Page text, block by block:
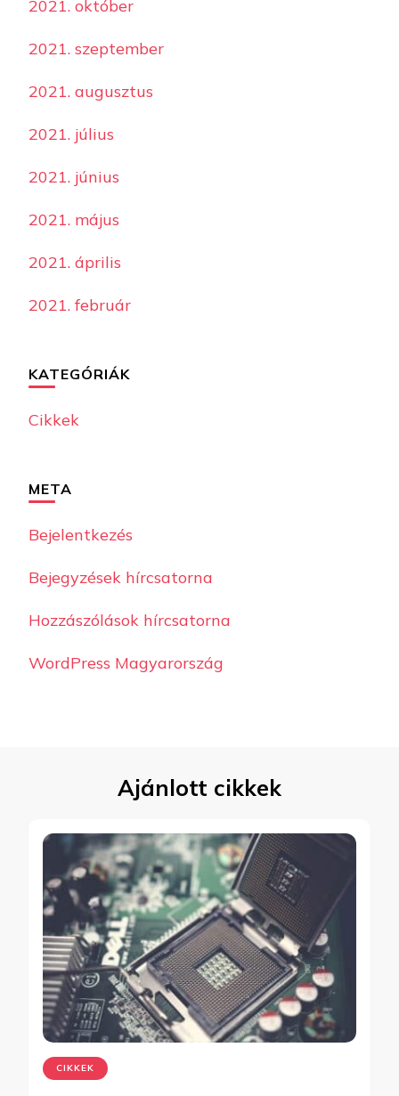
2021. október
2021. szeptember
2021. augusztus
2021. július
2021. június
2021. május
2021. április
2021. február
KATEGÓRIÁK
Cikkek
META
Bejelentkezés
Bejegyzések hírcsatorna
Hozzászólások hírcsatorna
WordPress Magyarország
Ajánlott cikkek
CIKKEK